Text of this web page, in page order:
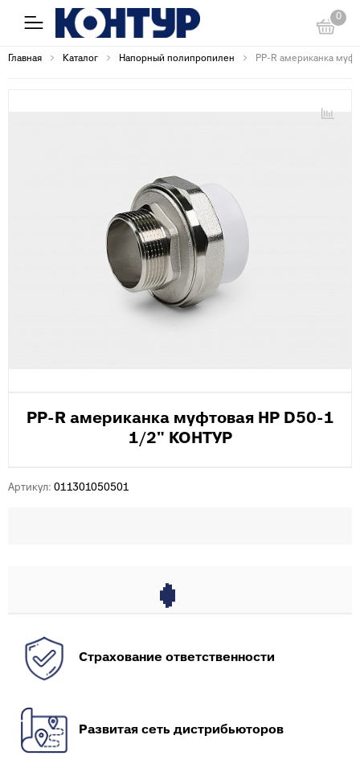
0
Главная Каталог Напорный полипропилен PP-R американка
PP-R американка муфтовая НР D50-1
1/2" КОНТУР
Артикул: 011301050501
Страхование ответственности
Развитая сеть дистрибьюторов